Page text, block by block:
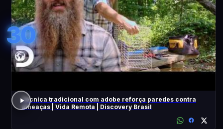
30
Técnica tradicional com adobe reforça paredes contra
ameaças | Vida Remota | Discovery Brasil